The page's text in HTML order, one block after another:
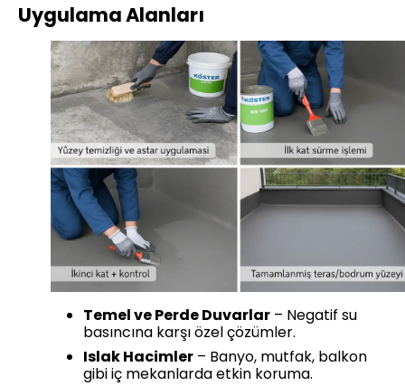
Uygulama Alanları
Temel ve Perde Duvarlar – Negatif su
basıncına karşı özel çözümler.
Islak Hacimler – Banyo, mutfak, balkon
gibi iç mekanlarda etkin koruma.